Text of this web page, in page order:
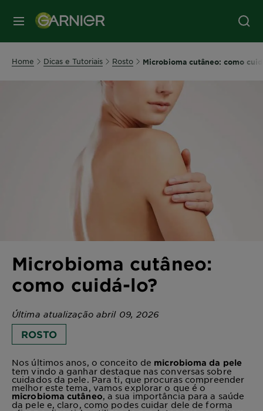
MENU
Home Dicas e Tutoriais Rosto Microbioma cutâneo: como
Microbioma cutâneo:
como cuidá-lo?
Última atualização abril 09, 2026
ROSTO
Nos últimos anos, o conceito de microbioma da pele
tem vindo a ganhar destaque nas conversas sobre
cuidados da pele. Para ti, que procuras compreender
melhor este tema, vamos explorar o que é o
microbioma cutâneo, a sua importância para a saúde
da pele e, claro, como podes cuidar dele de forma